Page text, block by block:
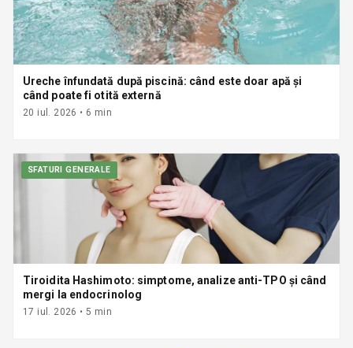
Ureche înfundată după piscină: când este doar apă și
când poate fi otită externă
20 iul. 2026 • 6 min
SFATURI GENERALE
Tiroidita Hashimoto: simptome, analize anti-TPO și când
mergi la endocrinolog
17 iul. 2026 •5 min